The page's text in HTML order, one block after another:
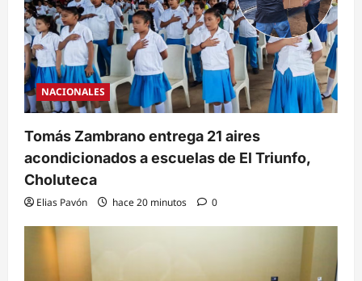
NACIONALES
Tomás Zambrano entrega 21 aires
acondicionados a escuelas de El Triunfo,
Choluteca
Elias Pavón hace 20 minutos 0